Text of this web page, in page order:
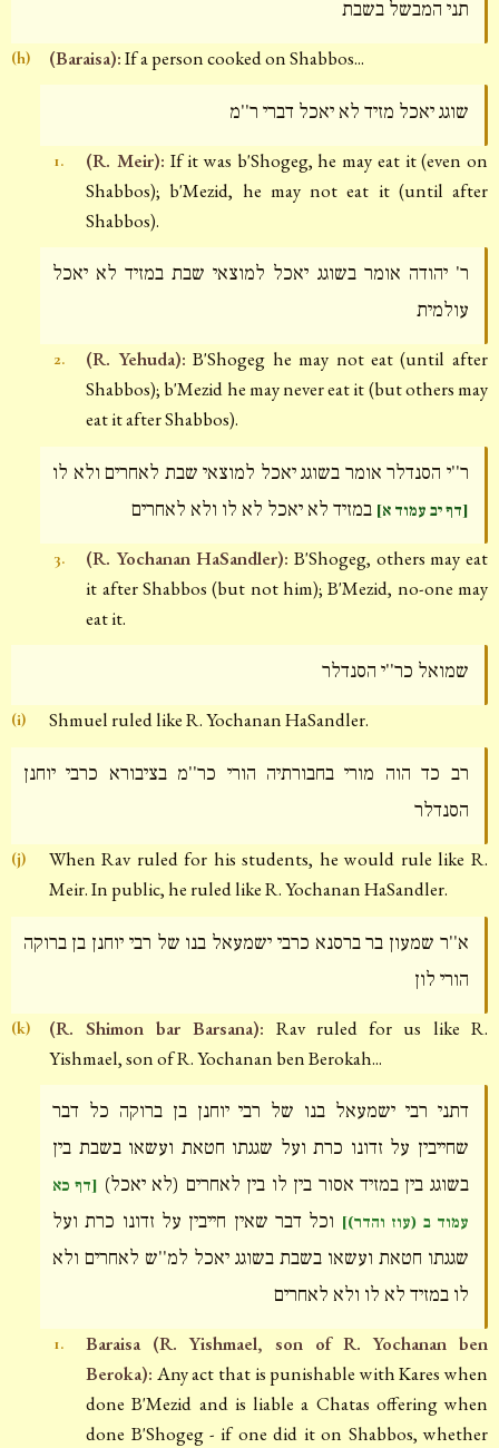
תני המבשל בשבת
(h) (Baraisa):If a person cooked on Shabbos...
שוגג יאכל מזיד לא יאכל דברי ר''מ
1. (R. Meir): If it was b'Shogeg, he may eat it (even on
Shabbos); b'Mezid, he may not eat it (until after
Shabbos).
ר' יהודה אומר בשוגג יאכל למוצאי שבת במזיד לא יאכל
עולמית
2. (R. Yehuda): B'Shogeg he may not eat (until after
Shabbos); b'Mezid he may never eat it (but others may
eat it after Shabbos).
ר''י הסנדלר אומר בשוגג יאכל למוצאי שבת לאחרים ולא לו
[דף יב עמוד א] במזיד לא יאכל לא לו ולא לאחרים
3. (R. Yochanan HaSandler): B'Shogeg, others may eat
it after Shabbos (but not him); B'Mezid, no-one may
eat it.
שמואל כר''י הסנדלר
(i) Shmuel ruled like R. Yochanan HaSandler.
רב כד הוה מורי בחבורתיה הורי כר''מ בציבורא כרבי יוחנן
הסנדלר
(j)
When Rav ruled for his students, he would rule like R.
Meir. In public, he ruled like R. Yochanan HaSandler.
א''ר שמעון בר ברסנא כרבי ישמעאל בנו של רבי יוחנן בן ברוקה
הורי לון
(k) (R. Shimon bar Barsana): Rav ruled for us like R.
Yishmael, son of R. Yochanan ben Berokah...
דתני רבי ישמעאל בנו של רבי יוחנן בן ברוקה כל דבר
שחייבין על זדונו כרת ועל שגגתו חטאת ועשאו בשבת בין
בשוגג בין במזיד אסור בין לו בין לאחרים (לא יאכל) [דף כא
עמוד ב (עוז והדר)] וכל דבר שאין חייבין על זדונו כרת ועל
שגגתו חטאת ועשאו בשבת בשוגג יאכל למ''ש לאחרים ולא
לו במזיד לא לו ולא לאחרים
1.
Baraisa (R. Yishmael, son of R. Yochanan ben
Beroka): Any act that is punishable with Kares when
done B'Mezid and is liable a Chatas offering when
done B'Shogeg - if one did it on Shabbos, whether